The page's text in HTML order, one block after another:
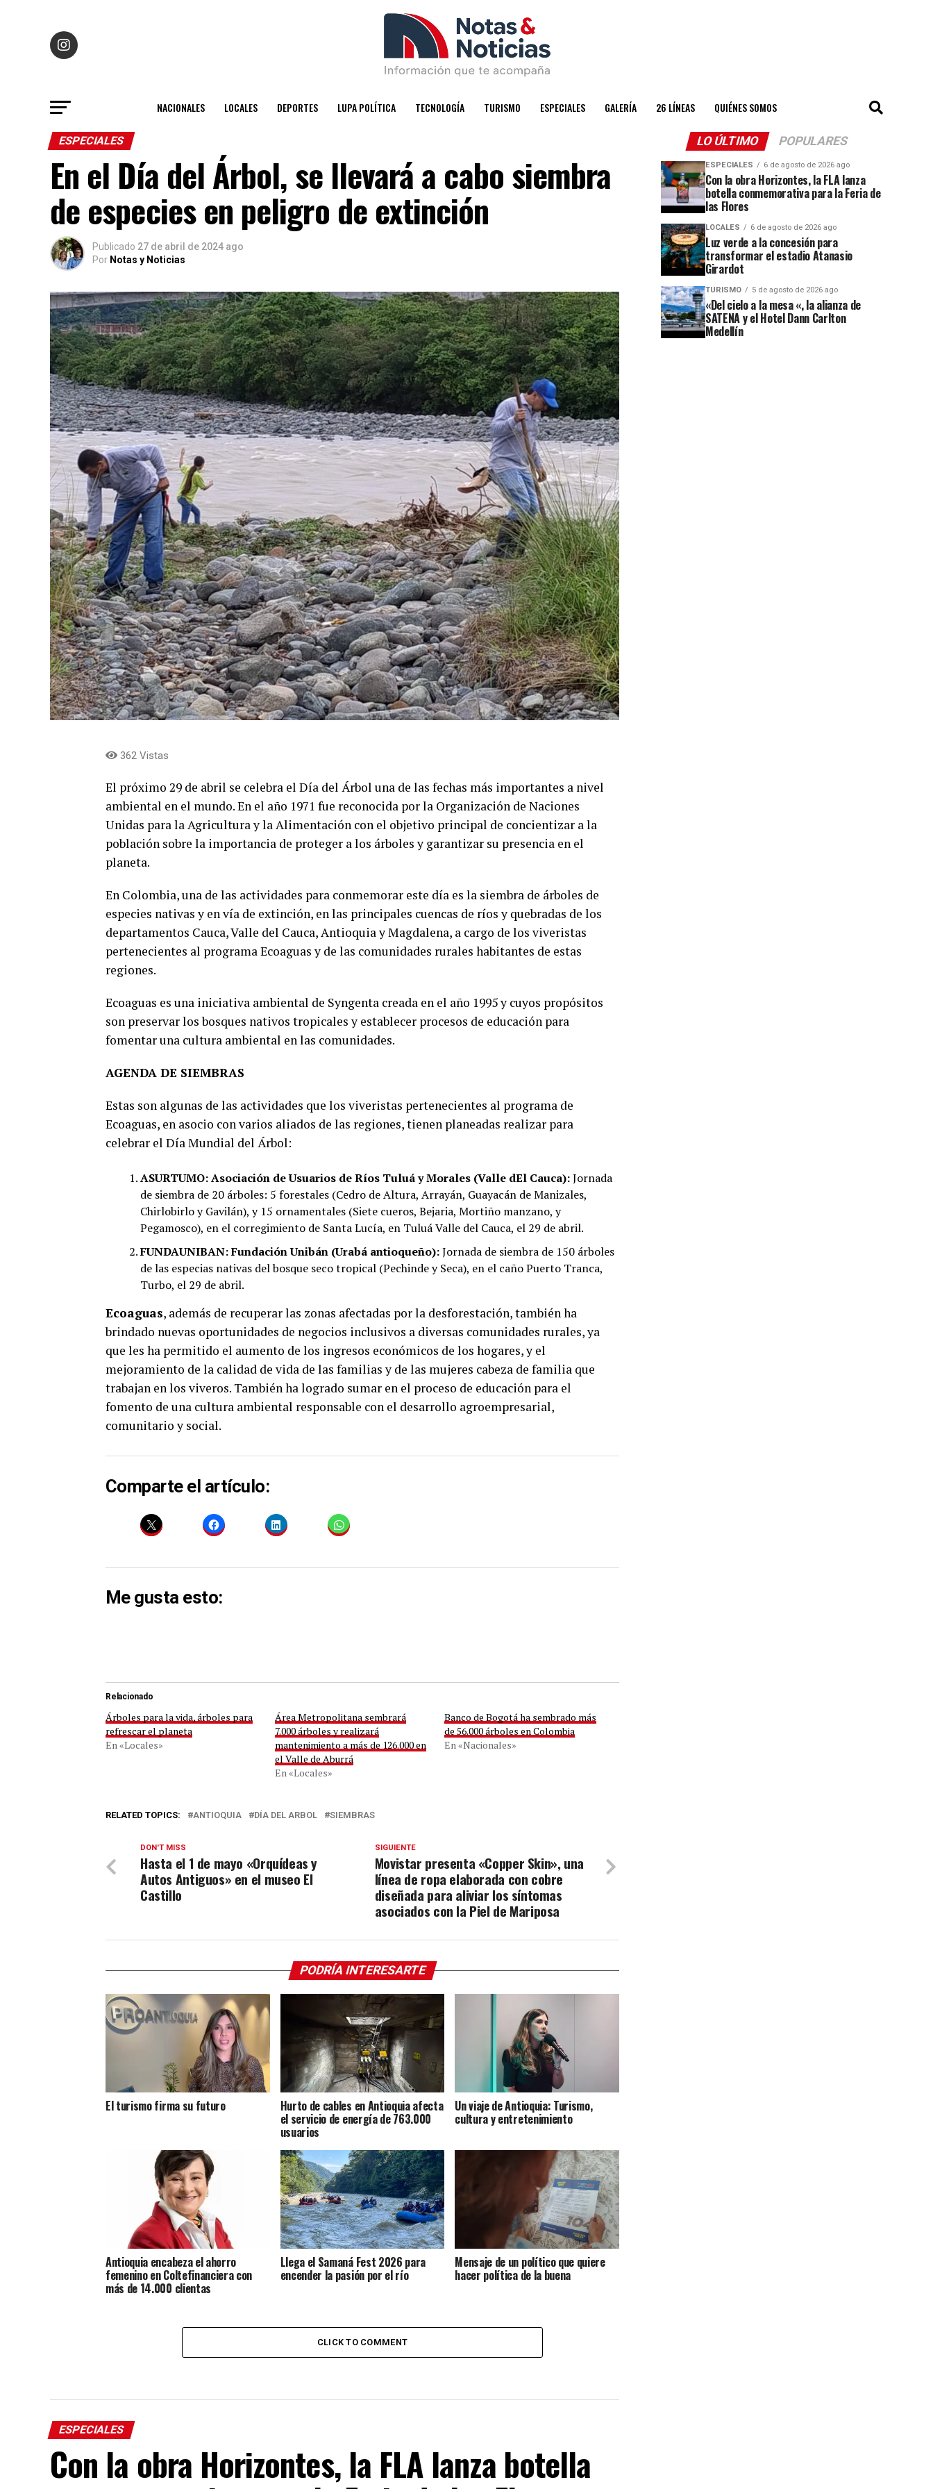
NACIONALES LOCALES DEPORTES LUPA POLÍTICA TECNOLOGÍA TURISMO ESPECIALES GALERÍA 26 LÍNEAS QUIÉNES SOMOS
ESPECIALES
En el Día del Árbol, se llevará a cabo siembra
de especies en peligro de extinción
Publicado 27 de abril de 2024 ago
Por Notas y Noticias
362 Vistas
El próximo 29 de abril se celebra el Día del Árbol una de las fechas más importantes a nivel
ambiental en el mundo. En el año 1971 fue reconocida por la Organización de Naciones
Unidas para la Agricultura y la Alimentación con el objetivo principal de concientizar a la
población sobre la importancia de proteger a los árboles y garantizar su presencia en el
planeta.
En Colombia, una de las actividades para conmemorar este día es la siembra de árboles de
especies nativas y en vía de extinción, en las principales cuencas de ríos y quebradas de los
departamentos Cauca, Valle del Cauca, Antioquia y Magdalena, a cargo de los viveristas
pertenecientes al programa Ecoaguas y de las comunidades rurales habitantes de estas
regiones.
Ecoaguas es una iniciativa ambiental de Syngenta creada en el año 1995 y cuyos propósitos
son preservar los bosques nativos tropicales y establecer procesos de educación para
fomentar una cultura ambiental en las comunidades.
AGENDA DE SIEMBRAS
Estas son algunas de las actividades que los viveristas pertenecientes al programa de
Ecoaguas, en asocio con varios aliados de las regiones, tienen planeadas realizar para
celebrar el Día Mundial del Árbol:
ASURTUMO: Asociación de Usuarios de Ríos Tuluá y Morales (Valle dEl Cauca):Jornada
de siembra de 20 árboles: 5 forestales (Cedro de Altura, Arrayán, Guayacán de Manizales,
Chirlobirlo y Gavilán), y 15 ornamentales (Siete cueros, Bejaria, Mortiño manzano, y
Pegamosco), en el corregimiento de Santa Lucía, en Tuluá Valle del Cauca, el 29 de abril.
FUNDAUNIBAN: Fundación Unibán (Urabá antioqueño):Jornada de siembra de 150 árboles
de las especias nativas del bosque seco tropical (Pechinde y Seca), en el caño Puerto Tranca,
Turbo, el 29 de abril.
Ecoaguas, además de recuperar las zonas afectadas por la desforestación, también ha
brindado nuevas oportunidades de negocios inclusivos a diversas comunidades rurales, ya
que les ha permitido el aumento de los ingresos económicos de los hogares, y el
mejoramiento de la calidad de vida de las familias y de las mujeres cabeza de familia que
trabajan en los viveros. También ha logrado sumar en el proceso de educación para el
fomento de una cultura ambiental responsable con el desarrollo agroempresarial,
comunitario y social.
Comparte el artículo:
Me gusta esto:
Relacionado
Árboles para la vida, árboles para
refrescar el planeta
En «Locales»
Área Metropolitana sembrará
7.000 árboles y realizará
mantenimiento a más de 126.000 en
el Valle de Aburrá
En «Locales»
Banco de Bogotá ha sembrado más
de 56.000 árboles en Colombia
En «Nacionales»
RELATED TOPICS: ANTIOQUIA DÍA DEL ARBOL SIEMBRAS
SIGUIENTE
Movistar presenta «Copper Skin», una
línea de ropa elaborada con cobre
diseñada para aliviar los síntomas
asociados con la Piel de Mariposa
DON'T MISS
Hasta el 1 de mayo «Orquídeas y
Autos Antiguos» en el museo El
Castillo
PODRÍA INTERESARTE
El turismo firma su futuro Hurto de cables en Antioquia afecta
el servicio de energía de 763.000
usuarios
Un viaje de Antioquia: Turismo,
cultura y entretenimiento
Antioquia encabeza el ahorro
femenino en Coltefinanciera con
más de 14.000 clientas
Llega el Samaná Fest 2026 para
encender la pasión por el río
Mensaje de un político que quiere
hacer política de la buena
CLICK TO COMMENT
ESPECIALES
Con la obra Horizontes, la FLA lanza botella
LO ÚLTIMO POPULARES
ESPECIALES 6 de agosto de 2026 ago
Con la obra Horizontes, la FLA lanza
botella conmemorativa para la Feria de
las Flores
LOCALES 6 de agosto de 2026 ago
Luz verde a la concesión para
transformar el estadio Atanasio
Girardot
TURISMO 5 de agosto de 2026 ago
«Del cielo a la mesa «, la alianza de
SATENA y el Hotel Dann Carlton
Medellín